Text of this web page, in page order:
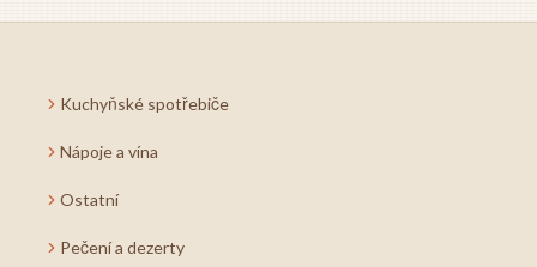
Kuchyňské spotřebiče
Nápoje a vína
Ostatní
Pečení a dezerty